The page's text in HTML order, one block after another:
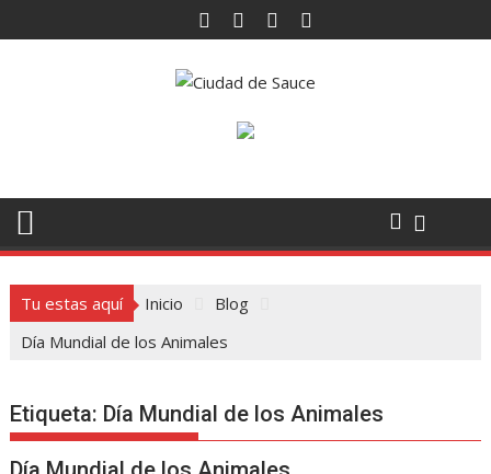
al
Tu estas aquí Inicio
Blog
Día Mundial de los Animales
Etiqueta: Día Mundial de los Animales